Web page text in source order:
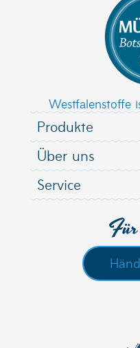
Westfalenstoffe
Produkte
Über uns
Service